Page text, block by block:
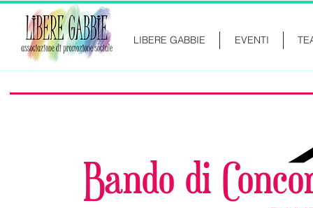
LIBERE GABBIE EVENTI
Bando di